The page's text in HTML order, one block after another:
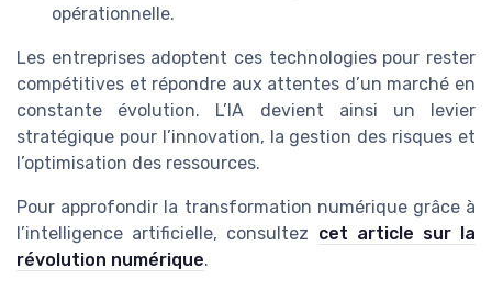
opérationnelle.
Les entreprises adoptent ces technologies pour rester
compétitives et répondre aux attentes d’un marché en
constante évolution. L’IA devient ainsi un levier
stratégique pour l’innovation, la gestion des risques et
l’optimisation des ressources.
Pour approfondir la transformation numérique grâce à
l’intelligence artificielle, consultez cet article sur la
révolution numérique.